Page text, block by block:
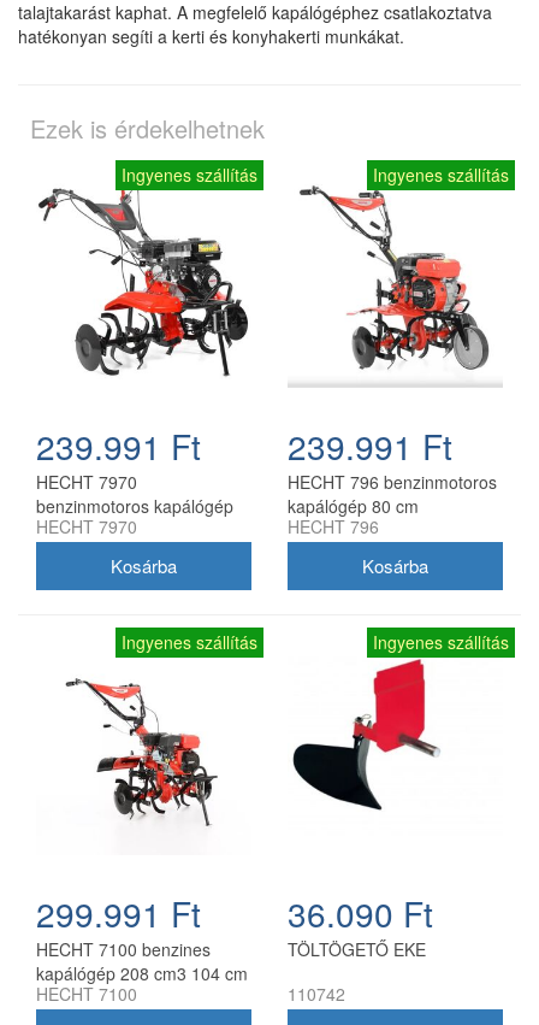
talajtakarást kaphat. A megfelelő kapálógéphez csatlakoztatva
hatékonyan segíti a kerti és konyhakerti munkákat.
Ezek is érdekelhetnek
Ingyenes szállítás
239.991 Ft
HECHT 7970
benzinmotoros kapálógép
110 cm munkaszélességgel
HECHT 7970
Ingyenes szállítás
239.991 Ft
HECHT 796 benzinmotoros
kapálógép 80 cm
munkaszélességgel
HECHT 796
Ingyenes szállítás
299.991 Ft
HECHT 7100 benzines
kapálógép 208 cm3 104 cm
munkaszélesség
HECHT 7100
Ingyenes szállítás
36.090 Ft
TÖLTÖGETŐ EKE
110742